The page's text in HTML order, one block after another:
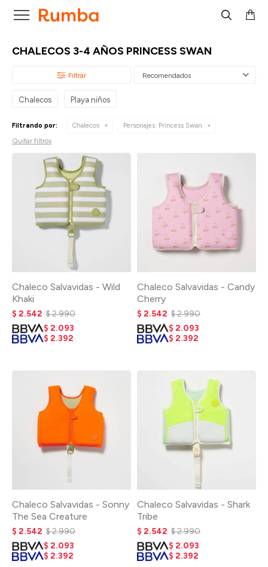

CHALECOS 3-4 AÑOS PRINCESS SWAN
Recomendados
Chalecos Playa niños
Filtrando por: Chalecos Personajes: Princess Swan
Quitar filtros
Chaleco Salvavidas - Wild
Khaki
$ 2.542 $2.990
$ 2.093
$ 2.392
Chaleco Salvavidas - Candy
Cherry
$ 2.542 $2.990
$ 2.093
$ 2.392
Chaleco Salvavidas - Sonny
The Sea Creature
$ 2.542 $2.990
$ 2.093
$ 2.392
Chaleco Salvavidas - Shark
Tribe
$ 2.542 $2.990
$ 2.093
$ 2.392